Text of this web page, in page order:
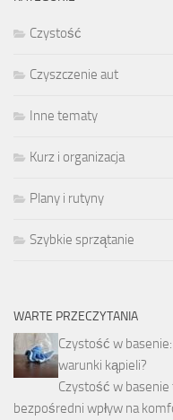
Czystość
Czyszczenie aut
Inne tematy
Kurz i organizacja
Plany i rutyny
Szybkie sprzątanie
WARTE PRZECZYTANIA
Czystość w
warunki kąpieli?
Czystość w
bezpośredni wpływ na